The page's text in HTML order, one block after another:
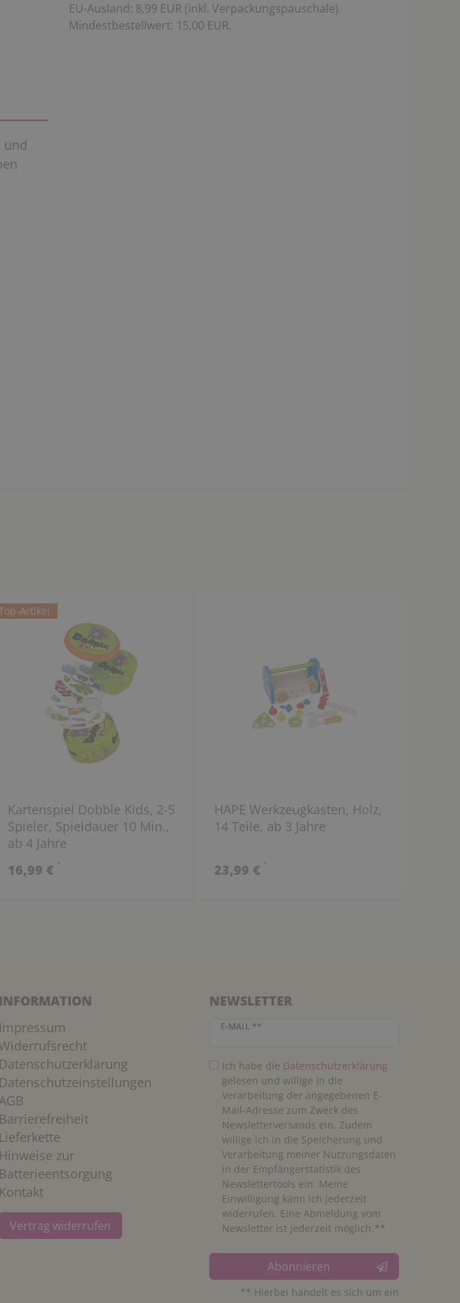
EU-Ausland: 8,99 EUR (inkl. Verpackungspauschale).
Mindestbestellwert: 15,00 EUR.
und
Artikel
Kartenspiel Dobble Kids, 2-5
Spieler, Spieldauer 10 Min.,
ab 4 Jahre
16,99 € *
HAPE Werkzeugkasten, Holz,
14 Teile, ab 3 Jahre
23,99 € *
INFORMATION
Impressum
Datenschutzerklärung
Datenschutzeinstellungen
AGB
Barrierefreiheit
Lieferkette
Hinweise zur
Batterieentsorgung
Kontakt
Vertrag widerrufen
NEWSLETTER
E-MAIL **
Newsletter Honig
Ich habe die Daten­schutz­erklärung
gelesen und willige in die
Verarbeitung der angegebenen E-
Mail-Adresse zum Zweck des
Newsletterversands ein. Zudem
willige ich in die Speicherung und
Verarbeitung meiner Nutzungsdaten
in der Empfängerstatistik des
Newslettertools ein. Meine
Einwilligung kann ich jederzeit
widerrufen. Eine Abmeldung vom
Newsletter ist jederzeit möglich.**
Abonnieren
** Hierbei handelt es sich um ein